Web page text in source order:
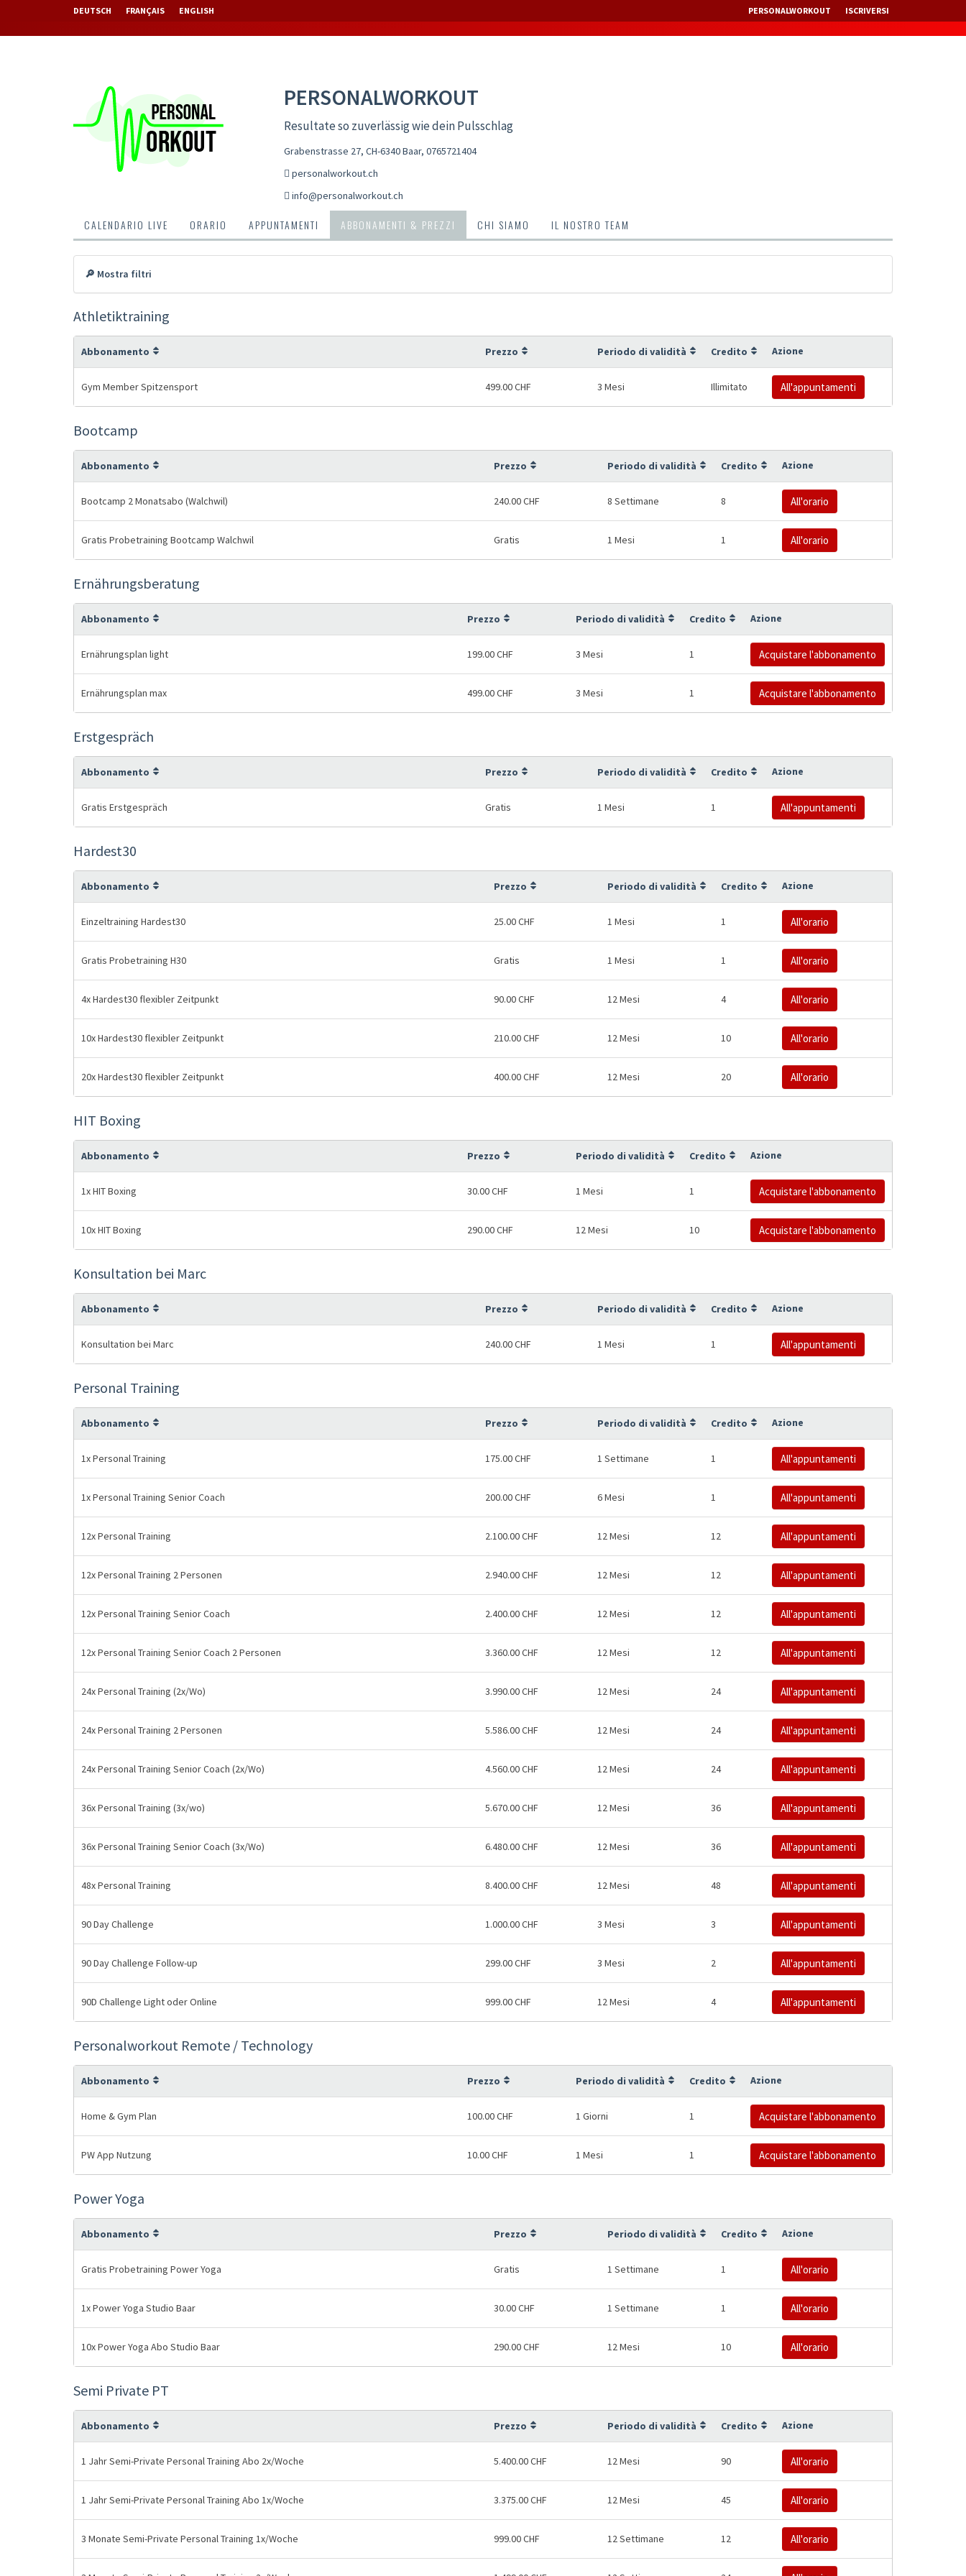
DEUTSCH FRANÇAIS ENGLISH PERSONALWORKOUT ISCRIVERSI
PERSONALWORKOUT
Resultate so zuverlässig wie dein Pulsschlag
Grabenstrasse 27, CH-6340 Baar, 0765721404
personalworkout.ch
info@personalworkout.ch
CALENDARIO LIVE ORARIO APPUNTAMENTI ABBONAMENTI & PREZZI CHI SIAMO IL NOSTRO TEAM
🔎 Mostra filtri
Athletiktraining
Abbonamento Prezzo Periodo di validità Credito Azione
Gym Member Spitzensport 499.00 CHF 3 Mesi Illimitato All'appuntamenti
Bootcamp
Abbonamento Prezzo Periodo di validità Credito Azione
Bootcamp 2 Monatsabo (Walchwil) 240.00 CHF 8 Settimane 8 All'orario
Gratis Probetraining Bootcamp Walchwil Gratis 1 Mesi 1 All'orario
Ernährungsberatung
Abbonamento Prezzo Periodo di validità Credito Azione
Ernährungsplan light 199.00 CHF 3 Mesi 1 Acquistare l'abbonamento
Ernährungsplan max 499.00 CHF 3 Mesi 1 Acquistare l'abbonamento
Erstgespräch
Abbonamento Prezzo Periodo di validità Credito Azione
Gratis Erstgespräch Gratis 1 Mesi 1 All'appuntamenti
Hardest30
Abbonamento Prezzo Periodo di validità Credito Azione
Einzeltraining Hardest30 25.00 CHF 1 Mesi 1 All'orario
Gratis Probetraining H30 Gratis 1 Mesi 1 All'orario
4x Hardest30 flexibler Zeitpunkt 90.00 CHF 12 Mesi 4 All'orario
10x Hardest30 flexibler Zeitpunkt 210.00 CHF 12 Mesi 10 All'orario
20x Hardest30 flexibler Zeitpunkt 400.00 CHF 12 Mesi 20 All'orario
HIT Boxing
Abbonamento Prezzo Periodo di validità Credito Azione
1x HIT Boxing 30.00 CHF 1 Mesi 1 Acquistare l'abbonamento
10x HIT Boxing 290.00 CHF 12 Mesi 10 Acquistare l'abbonamento
Konsultation bei Marc
Abbonamento Prezzo Periodo di validità Credito Azione
Konsultation bei Marc 240.00 CHF 1 Mesi 1 All'appuntamenti
Personal Training
Abbonamento Prezzo Periodo di validità Credito Azione
1x Personal Training 175.00 CHF 1 Settimane 1 All'appuntamenti
1x Personal Training Senior Coach 200.00 CHF 6 Mesi 1 All'appuntamenti
12x Personal Training 2.100.00 CHF 12 Mesi 12 All'appuntamenti
12x Personal Training 2 Personen 2.940.00 CHF 12 Mesi 12 All'appuntamenti
12x Personal Training Senior Coach 2.400.00 CHF 12 Mesi 12 All'appuntamenti
12x Personal Training Senior Coach 2 Personen 3.360.00 CHF 12 Mesi 12 All'appuntamenti
24x Personal Training (2x/Wo) 3.990.00 CHF 12 Mesi 24 All'appuntamenti
24x Personal Training 2 Personen 5.586.00 CHF 12 Mesi 24 All'appuntamenti
24x Personal Training Senior Coach (2x/Wo) 4.560.00 CHF 12 Mesi 24 All'appuntamenti
36x Personal Training (3x/wo) 5.670.00 CHF 12 Mesi 36 All'appuntamenti
36x Personal Training Senior Coach (3x/Wo) 6.480.00 CHF 12 Mesi 36 All'appuntamenti
48x Personal Training 8.400.00 CHF 12 Mesi 48 All'appuntamenti
90 Day Challenge 1.000.00 CHF 3 Mesi 3 All'appuntamenti
90 Day Challenge Follow-up 299.00 CHF 3 Mesi 2 All'appuntamenti
90D Challenge Light oder Online 999.00 CHF 12 Mesi 4 All'appuntamenti
Personalworkout Remote / Technology
Abbonamento Prezzo Periodo di validità Credito Azione
Home & Gym Plan 100.00 CHF 1 Giorni 1 Acquistare l'abbonamento
PW App Nutzung 10.00 CHF 1 Mesi 1 Acquistare l'abbonamento
Power Yoga
Abbonamento Prezzo Periodo di validità Credito Azione
Gratis Probetraining Power Yoga Gratis 1 Settimane 1 All'orario
1x Power Yoga Studio Baar 30.00 CHF 1 Settimane 1 All'orario
10x Power Yoga Abo Studio Baar 290.00 CHF 12 Mesi 10 All'orario
Semi Private PT
Abbonamento Prezzo Periodo di validità Credito Azione
1 Jahr Semi-Private Personal Training Abo 2x/Woche 5.400.00 CHF 12 Mesi 90 All'orario
1 Jahr Semi-Private Personal Training Abo 1x/Woche 3.375.00 CHF 12 Mesi 45 All'orario
3 Monate Semi-Private Personal Training 1x/Woche 999.00 CHF 12 Settimane 12 All'orario